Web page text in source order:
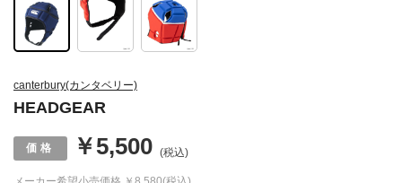
canterbury(カンタベリー)
HEADGEAR
￥5,500 (税込)